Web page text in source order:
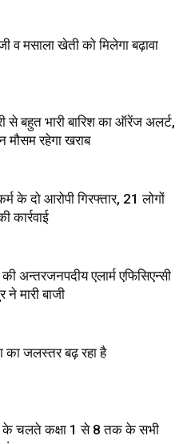
व मसाला खेती को मिलेगा बढ़ावा
से बहुत भारी बारिश का ऑरेंज अलर्ट,
मौसम रहेगा खराब
के दो आरोपी गिरफ्तार, 21 लोगों
कार्रवाई
अन्तरजनपदीय एलार्म एफिसिएन्सी
ने मारी बाजी
का जलस्तर बढ़ रहा है
के चलते कक्षा 1 से 8 तक के सभी